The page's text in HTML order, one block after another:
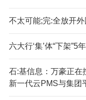
不太可能;完:全放开
六大行‘集’体“下架
石:基信息：万豪正在
新一代云PMS与集团